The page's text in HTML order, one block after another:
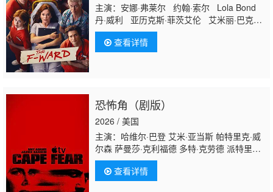
主演：安娜·弗莱尔 约翰·索尔 Lola Bond
丹·威利 亚历克斯·菲茨艾伦 艾米丽·巴克雷
Annie Boyle Rishab Kern
查看详情
恐怖角（剧版）
2026 / 美国
主演：哈维尔·巴登 艾米·亚当斯 帕特里克·威
尔森 萨曼莎·克利福德 多特·克劳德 派特里克·
费斯克勒 瑞安·安东尼·霍尔库姆 朱利安·杜尔
西·维达 麦思·马特恩 维恩·埃维雷特 杰伊·胡古
雷 丹尼尔·迪·阿曼特 布兰登·赫希 迈克尔·M·杰
查看详情